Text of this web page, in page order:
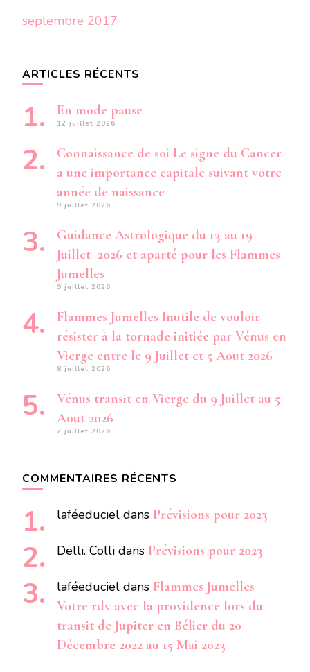
septembre 2017
ARTICLES RÉCENTS
En mode pause
12 juillet 2026
Connaissance de soi Le signe du Cancer
a une importance capitale suivant votre
année de naissance
9 juillet 2026
Guidance Astrologique du 13 au 19
Juillet 2026 et aparté pour les Flammes
Jumelles
9 juillet 2026
Flammes Jumelles Inutile de vouloir
résister à la tornade initiée par Vénus en
Vierge entre le 9 Juillet et 5 Aout 2026
8 juillet 2026
Vénus transit en Vierge du 9 Juillet au 5
Aout 2026
7 juillet 2026
COMMENTAIRES RÉCENTS
laféeduciel dans Prévisions pour 2023
Delli. Colli dans Prévisions pour 2023
laféeduciel dans Flammes Jumelles
Votre rdv avec la providence lors du
transit de Jupiter en Bélier du 20
Décembre 2022 au 15 Mai 2023